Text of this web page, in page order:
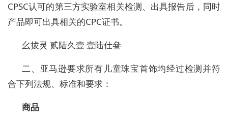
CPSC认可的第三方实验室相关检测、出具报告后，同时
产品即可出具相关的CPC证书。
幺拔灵 贰陆久壹 壹陆仕叄
二、 亚马逊要求所有儿童珠宝首饰均经过检测并符
合下列法规、标准和要求：
商品